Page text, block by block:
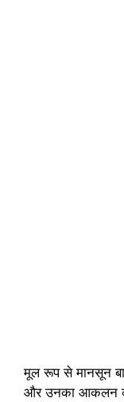
मूल रूप से मानसून
और उनका आकलन